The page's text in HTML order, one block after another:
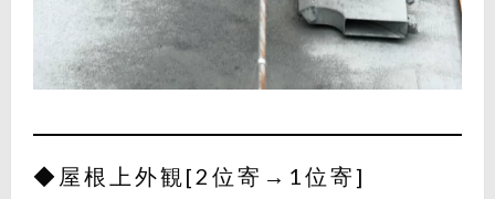
◆屋根上外観[2位寄→1位寄]